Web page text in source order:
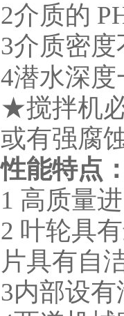
2介质的
3介质密度
4潜水深度
★搅拌机
或有强腐
性能特点
1 高质量
2 叶轮具
片具有自
3内部设